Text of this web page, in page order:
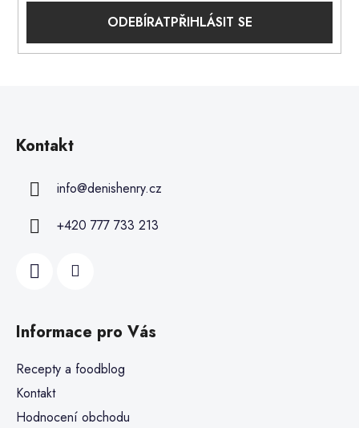
PŘIHLÁSIT SE
Kontakt
info@denishenry.cz
+420 777 733 213
Informace pro Vás
Recepty a foodblog
Kontakt
Hodnocení obchodu